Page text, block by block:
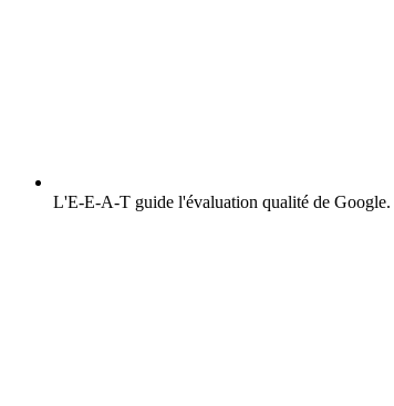
L'E-E-A-T guide l'évaluation qualité de Google.